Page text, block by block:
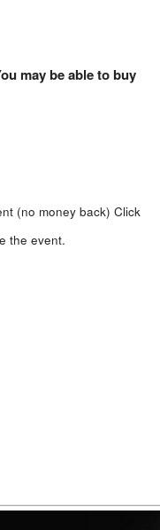
may be able to buy
(no money back) Click
the event.